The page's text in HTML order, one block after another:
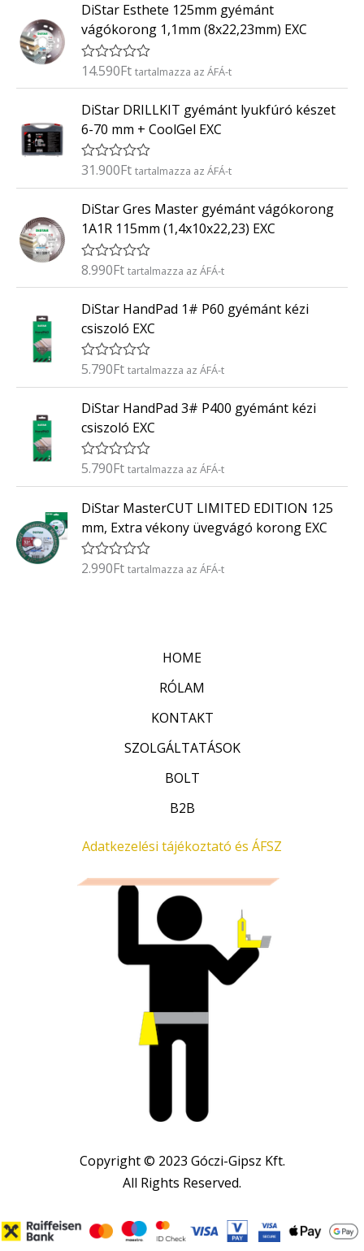
DiStar Esthete 125mm gyémánt
vágókorong 1,1mm (8x22,23mm) EXC
É
é
k
e
l
s
:
/
5
14.590Ft tartalmazza az ÁFÁ-t
DiStar DRILLKIT gyémánt lyukfúró készet
6-70 mm + CoolGel EXC
É
é
k
e
l
é
s
:
/
5
31.900Ft tartalmazza az ÁFÁ-t
DiStar Gres Master gyémánt vágókorong
1A1R 115mm (1,4x10x22,23) EXC
É
é
e
l
é
s
:
/
5
8.990Ft tartalmazza az ÁFÁ-t
DiStar HandPad 1# P60 gyémánt kézi
csiszoló EXC
É
é
e
l
s
:
/
5
5.790Ft tartalmazza az ÁFÁ-t
DiStar HandPad 3# P400 gyémánt kézi
csiszoló EXC
É
é
e
l
é
s
5.790Ft tartalmazza az ÁFÁ-t
DiStar MasterCUT LIMITED EDITION 125
mm, Extra vékony üvegvágó korong EXC
É
2.990Ft tartalmazza az ÁFÁ-t
HOME
RÓLAM
KONTAKT
SZOLGÁLTATÁSOK
BOLT
B2B
Adatkezelési tájékoztató és ÁFSZ
Copyright © 2023 Góczi-Gipsz Kft.
All Rights Reserved.